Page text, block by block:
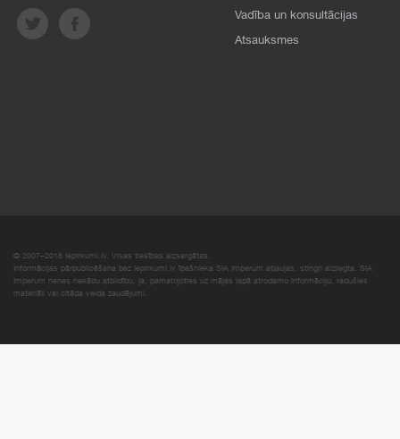
Vadība un konsultācijas
Atsauksmes
© 2007–2018 Iepirkumi.lv. Visas tiesības aizsargātas.
Informācijas pārpublicēšana bez iepirkumi.lv īpašnieka SIA Imperum atļaujas, stingri aizliegta. SIA
Imperum nenes nekādu atbildību, ja, pamatojoties uz mājas lapā atrodamo informāciju, radušies
materiāli vai citāda veida zaudējumi.